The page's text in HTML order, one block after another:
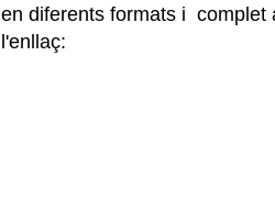
en diferents formats i complet
l'enllaç: